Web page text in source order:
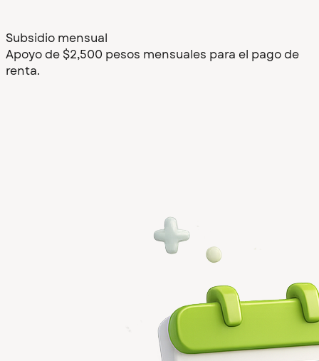
Subsidio mensual
Apoyo de $2,500 pesos mensuales para el pago de
renta.